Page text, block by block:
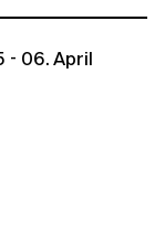
- 06. April